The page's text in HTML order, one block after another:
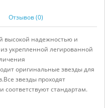
Отзывов (0)
высокой надежностью и
укрепленной легированной
оригинальные звезды для
звезды проходят
соответствуют стандартам.